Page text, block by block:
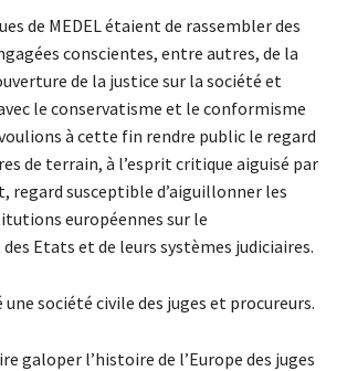
de MEDEL étaient de rassembler des
conscientes, entre autres, de la
de la justice sur la société et
le conservatisme et le conformisme
à cette fin rendre public le regard
de terrain, à l’esprit critique aiguisé par
regard susceptible d’aiguillonner les
européennes sur le
Etats et de leurs systèmes judiciaires.
une société civile des juges et procureurs.
galoper l’histoire de l’Europe des juges